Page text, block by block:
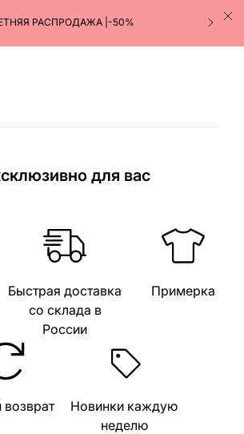
РАСПРОДАЖА |-50%
для вас
Быстрая доставка
со склада в
России
Примерка
возврат
Новинки каждую
неделю